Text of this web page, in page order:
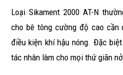
Loại Sikament 2000 AT-N
cho bê tông cường độ cao
điều kiện khí hậu nóng. Đặc
tác nhân làm cho mọi thứ giãn